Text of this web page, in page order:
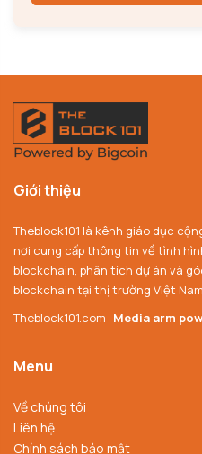
Giới thiệu
Theblock101 là kênh giáo dục
nơi cung cấp thông tin về tình
blockchain, phân tích dự án và
blockchain tại thị trường Việt Nam.
Theblock101.com -Media arm
Menu
Về chúng tôi
Liên hệ
Chính sách bảo mật